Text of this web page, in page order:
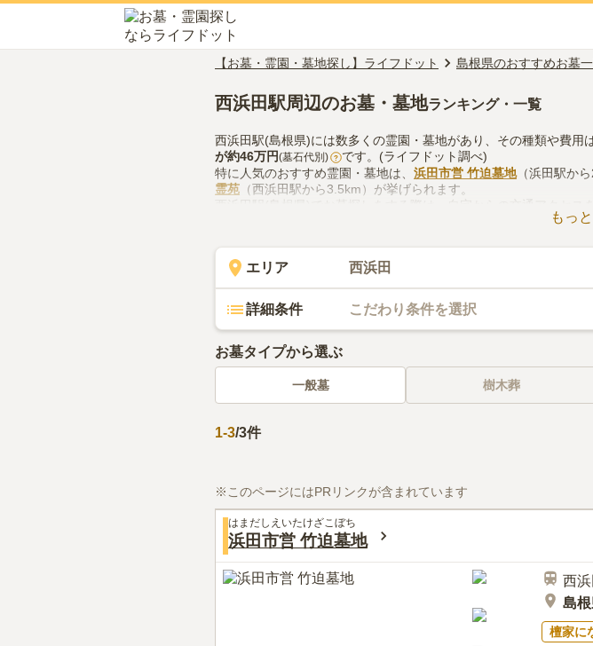
【お墓・霊園・墓地探し】ライフドット 島根県のおすすめお墓
西浜田駅周辺のお墓・墓地ランキング・一覧
西浜田駅(島根県)には数多くの霊園・墓地があり、その種類や費用
が約46万円(墓石代別) ? です。(ライフドット調べ)
特に人気のおすすめ霊園・墓地は、 浜田市営 竹迫墓地（浜田駅から
霊苑 （西浜田駅から3.5km）が挙げられます。
西浜田駅(島根県)でお墓探しをする際は、自宅からの交通アクセ
の供花やお線香の入手方法などを考慮して選ぶとよいでしょう。
もっ
エリア 西浜田
詳細条件 こだわり条件を選択
お墓タイプから選ぶ
一般墓 樹木葬
1-3/3件
※このページにはPRリンクが含まれています
はまだしえいたけざこぼち
浜田市営 竹迫墓地
西
島
檀家に